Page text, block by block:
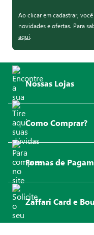
Ao clicar em cadastrar,
novidades e ofertas. Para
aqui.
Nossas Lojas
Como Comprar?
Formas de
Zaffari Card e